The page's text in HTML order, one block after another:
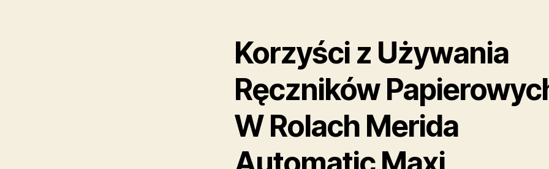
Korzyści z Używania
Ręczników
W Rolach Merida